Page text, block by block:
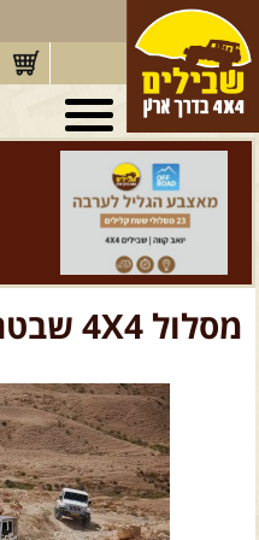
טיולי 4X4
בארץ
מסעות בעולם
טיוליםלרכב פנאי
הדרכותנהיגה
המדריכיםשלנו
הירשמו לניוזלטר שבילים
הבלוג של יואב קווה
פודקאסט ג'יפאות
מסלול 4X4 שבטה הר לבן